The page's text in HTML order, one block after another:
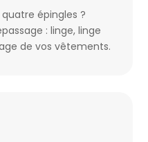
épingles ?
: linge, linge
de vos vêtements.